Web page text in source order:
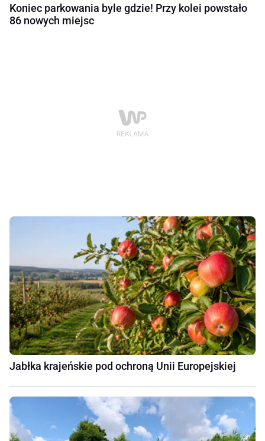
Koniec parkowania byle gdzie! Przy kolei powstało
86 nowych miejsc
Jabłka krajeńskie pod ochroną Unii Europejskiej